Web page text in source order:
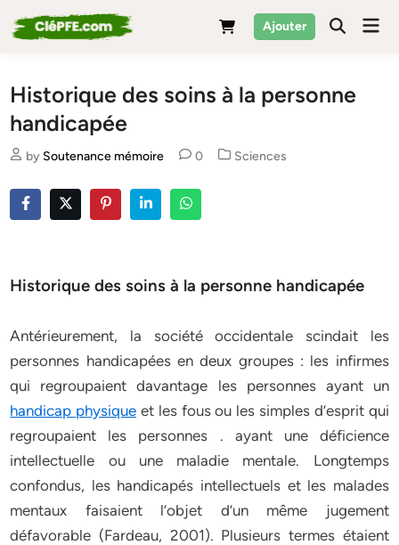
to
Ajouter
Historique des soins à la personne
handicapée
by Soutenance mémoire 0
Posted
Sciences
Historique des soins à la personne handicapée
Antérieurement, la société occidentale scindait les
personnes handicapées en deux groupes : les infirmes
qui regroupaient davantage les personnes ayant un
handicap physique et les fous ou les simples d’esprit qui
regroupaient les personnes . ayant une déficience
intellectuelle ou une maladie mentale. Longtemps
confondus, les handicapés intellectuels et les malades
mentaux faisaient l’objet d’un même jugement
défavorable (Fardeau, 2001). Plusieurs termes étaient